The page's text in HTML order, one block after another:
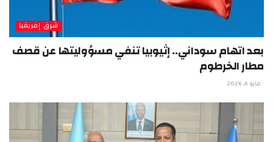
شرق إفريقيا
بعد اتهام سوداني.. إثيوبيا تنفي مسؤوليتها عن قصف
مطار الخرطوم
مايو 6, 2026